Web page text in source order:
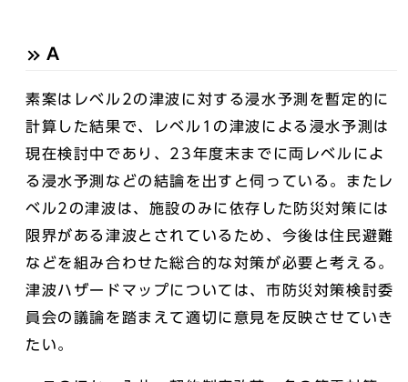
A
素案はレベル2の津波に対する浸水予測を暫定的に
計算した結果で、レベル1の津波による浸水予測は
現在検討中であり、23年度末までに両レベルによ
る浸水予測などの結論を出すと伺っている。またレ
ベル2の津波は、施設のみに依存した防災対策には
限界がある津波とされているため、今後は住民避難
などを組み合わせた総合的な対策が必要と考える。
津波ハザードマップについては、市防災対策検討委
員会の議論を踏まえて適切に意見を反映させていき
たい。